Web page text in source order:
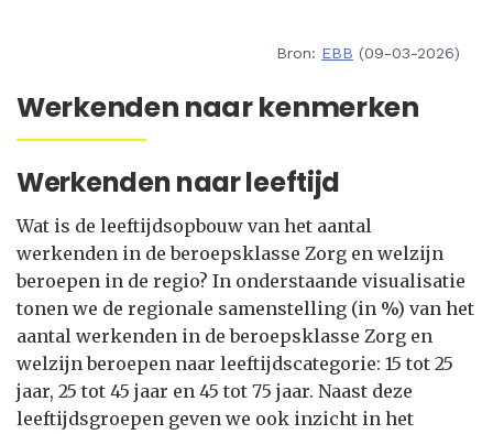
Bron: EBB (09-03-2026)
Werkenden naar kenmerken
Werkenden naar leeftijd
Wat is de leeftijdsopbouw van het aantal
werkenden in de beroepsklasse Zorg en welzijn
beroepen in de regio? In onderstaande visualisatie
tonen we de regionale samenstelling (in %) van het
aantal werkenden in de beroepsklasse Zorg en
welzijn beroepen naar leeftijdscategorie: 15 tot 25
jaar, 25 tot 45 jaar en 45 tot 75 jaar. Naast deze
leeftijdsgroepen geven we ook inzicht in het